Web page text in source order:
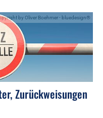
by Oliver Boehmer - bluedesign®
Zurückweisungen